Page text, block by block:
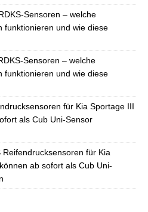
Sensoren – welche
funktionieren und wie diese
Sensoren – welche
funktionieren und wie diese
für Kia Sportage III
als Cub Uni-Sensor
Reifendrucksensoren für Kia
ab sofort als Cub Uni-